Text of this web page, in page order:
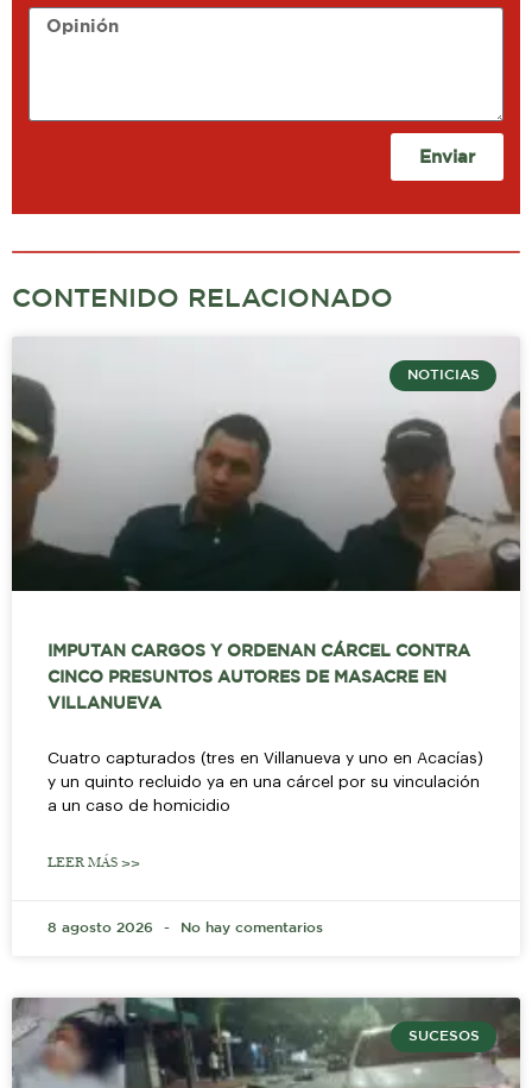
Opinión
Enviar
CONTENIDO RELACIONADO
NOTICIAS
IMPUTAN CARGOS Y ORDENAN CÁRCEL CONTRA
CINCO PRESUNTOS AUTORES DE MASACRE EN
VILLANUEVA
Cuatro capturados (tres en Villanueva y uno en Acacías)
y un quinto recluido ya en una cárcel por su vinculación
a un caso de homicidio
LEER MÁS >>
8 agosto 2026 No hay comentarios
SUCESOS